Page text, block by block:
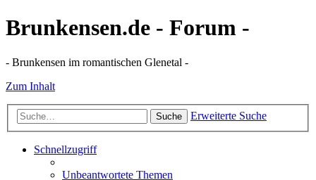
Brunkensen.de - Forum -
- Brunkensen im romantischen Glenetal -
Zum Inhalt
Suche Erweiterte Suche
Schnellzugriff
Unbeantwortete Themen